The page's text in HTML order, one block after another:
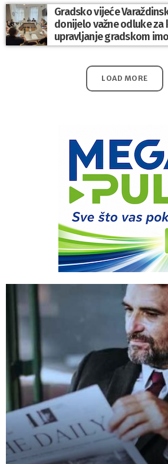
Gradsko vijeće
donijelo važne odluke
upravljanje gradskom
komunalnim sustavom
LOAD MORE